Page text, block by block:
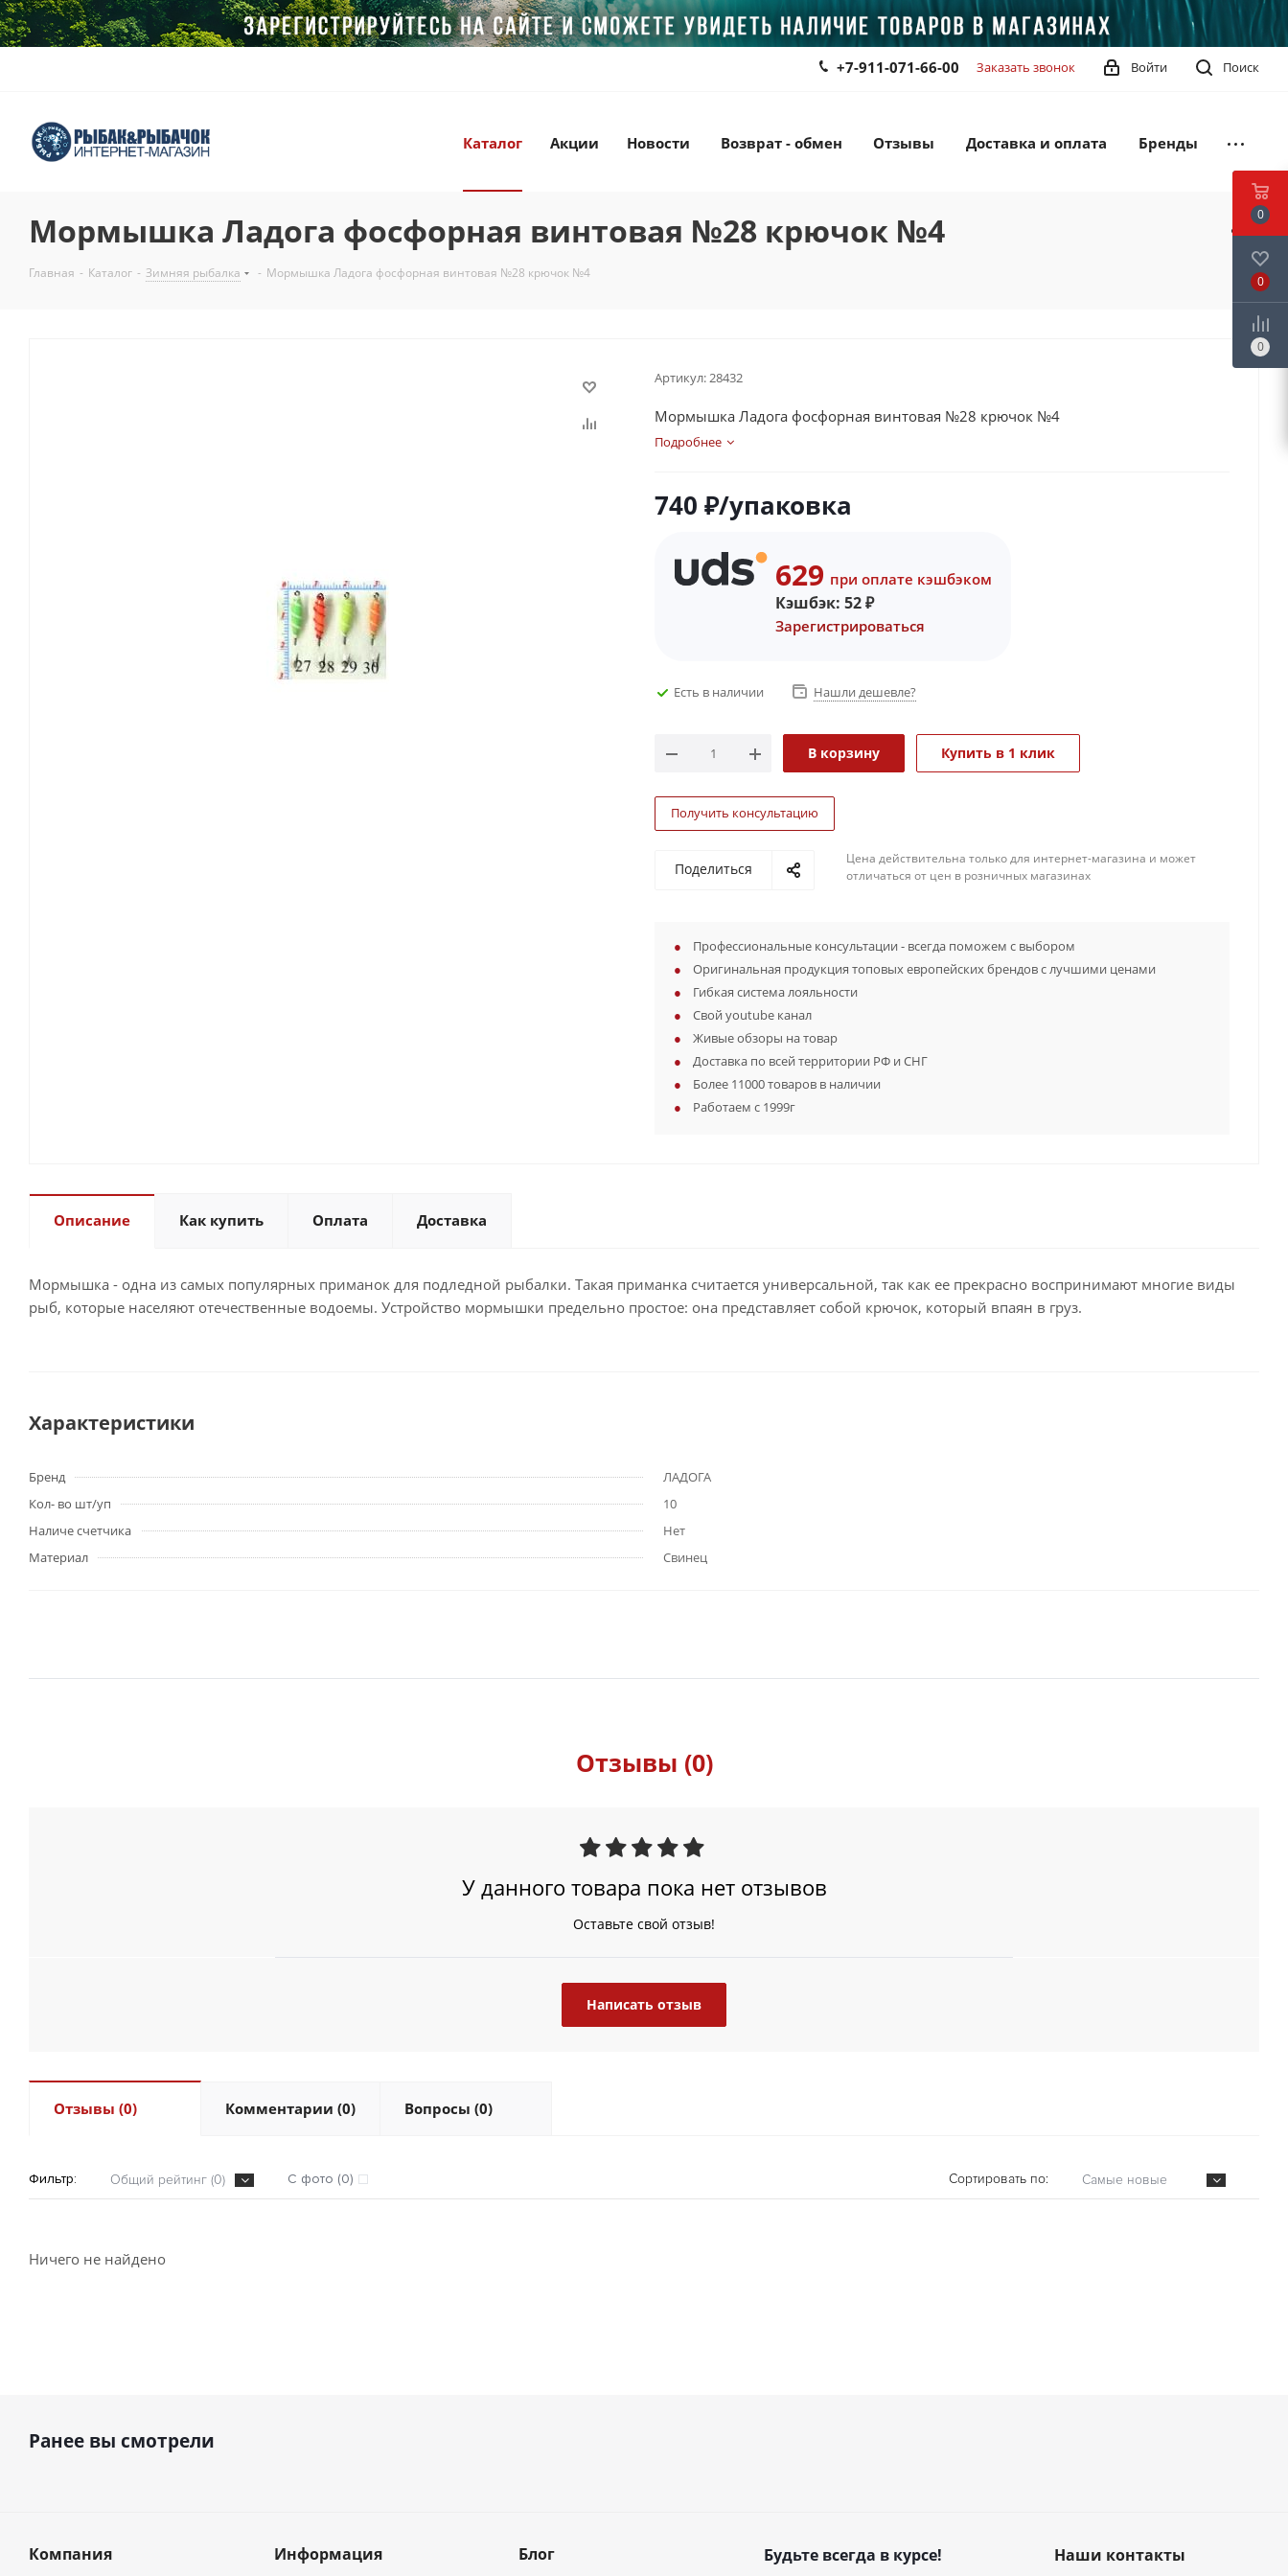
Поиск
Войти
+7-911-071-66-00 Заказать звонок
Каталог Акции Новости Возврат - обмен Отзывы Доставка и оплата Бренды
Мормышка Ладога фосфорная винтовая №28 крючок №4
Главная - Каталог - Зимняя рыбалка - Мормышка Ладога фосфорная винтовая №28 крючок №4
Артикул:28432
Мормышка Ладога фосфорная винтовая №28 крючок №4
Подробнее
740 ₽/упаковка
629 при оплате кэшбэком
Кэшбэк: 52₽
Зарегистрироваться
Есть в наличии Нашли дешевле?
В корзину Купить в 1 клик
Получить консультацию
Поделиться
Цена действительна только для интернет-магазина и может
отличаться от цен в розничных магазинах
Профессиональные консультации - всегда поможем с выбором
Оригинальная продукция топовых европейских брендов с лучшими ценами
Гибкая система лояльности
Свой youtube канал
Живые обзоры на товар
Доставка по всей территории РФ и СНГ
Более 11000 товаров в наличии
Работаем с 1999г
Описание Как купить Оплата Доставка
Мормышка - одна из самых популярных приманок для подледной рыбалки. Такая приманка считается универсальной, так как ее прекрасно воспринимают многие виды
рыб, которые населяют отечественные водоемы. Устройство мормышки предельно простое: она представляет собой крючок, который впаян в груз.
Характеристики
Бренд
ЛАДОГА
Кол- во шт/уп
10
Наличе счетчика
Нет
Материал
Свинец
Отзывы (0)
У данного товара пока нет отзывов
Оставьте свой отзыв!
Написать отзыв
Отзывы (0) Комментарии (0) Вопросы (0)
Фильтр: Общий рейтинг (0) С фото (0) Сортировать по: Самые новые
Ничего не найдено
Ранее вы смотрели
Компания Информация Блог Будьте всегда в курсе! Наши контакты
0
0
0